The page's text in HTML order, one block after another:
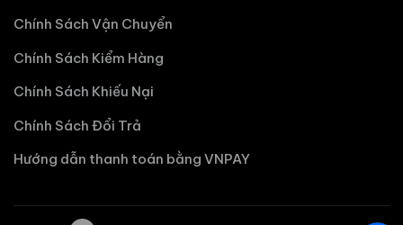
Chính Sách Vận Chuyển
Chính Sách Kiểm Hàng
Chính Sách Khiếu Nại
Chính Sách Đổi Trả
Hướng dẫn thanh toán bằng VNPAY